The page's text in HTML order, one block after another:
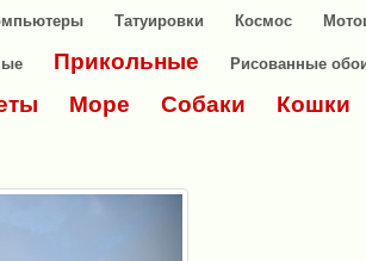
Татуировки Космос
Прикольные Рисованные
Море Собаки Кошки